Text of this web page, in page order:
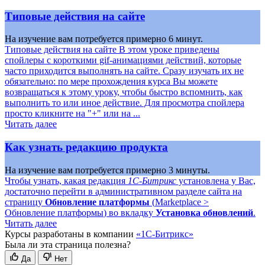
Типовые действия на сайте
На изучение вам потребуется примерно 6 минут.
Типовые действия на сайте В этом уроке приведены
спойлеры с короткими gif-анимациями действий, которые
часто приходится выполнять на сайте. Сразу изучать их не
обязательно: по мере прохождения курса Вы можете
возвращаться к этому уроку, чтобы быстро вспомнить, как
выполнить то или иное действие. Для просмотра спойлера
просто кликните на "+" или на ...
Читать далее
Как узнать редакцию продукта
На изучение вам потребуется примерно 3 минуты.
Чтобы узнать, какая редакция 1С-Битрикс установлена у Вас,
достаточно перейти в административном разделе сайта на
страницу Обновление платформы (Marketplace >
Обновление платформы) во вкладку Установка обновлений.
Читать далее
Курсы разработаны в компании «1С-Битрикс»
Была ли эта страница полезна?
Да Нет